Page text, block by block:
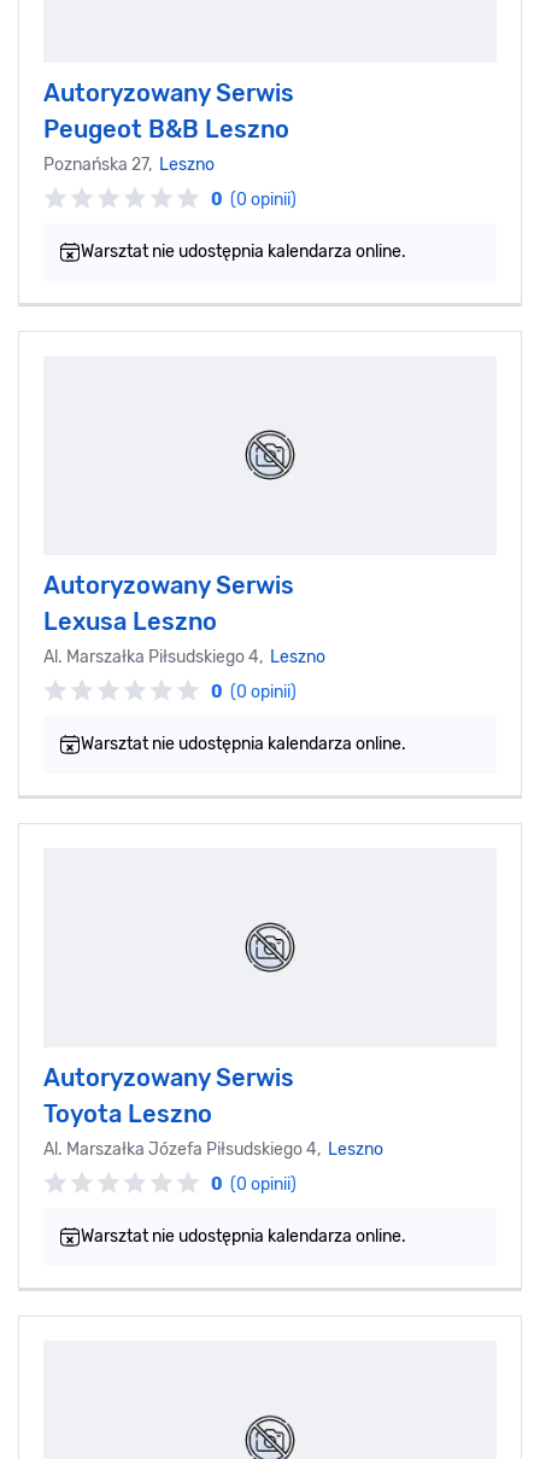
Autoryzowany Serwis
Peugeot B&B Leszno
Poznańska 27, Leszno
0 (0 opinii)
Warsztat nie udostępnia kalendarza online.
Autoryzowany Serwis
Lexusa Leszno
Al. Marszałka Piłsudskiego 4, Leszno
0 (0 opinii)
Warsztat nie udostępnia kalendarza online.
Autoryzowany Serwis
Toyota Leszno
Al. Marszałka Józefa Piłsudskiego 4, Leszno
0 (0 opinii)
Warsztat nie udostępnia kalendarza online.